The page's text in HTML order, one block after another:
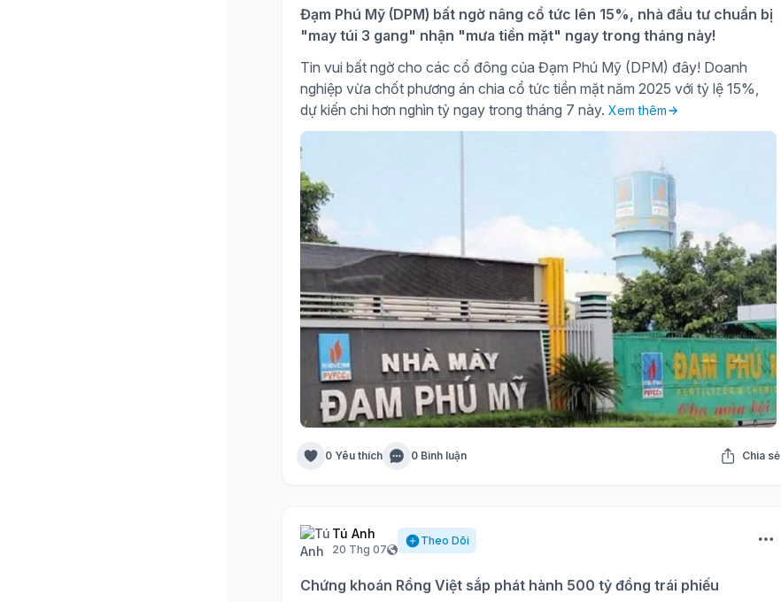
Đạm Phú Mỹ (DPM) bất ngờ nâng cổ tức lên 15%, nhà đầu tư chuẩn bị
"may túi 3 gang" nhận "mưa tiền mặt" ngay trong tháng này!
Tin vui bất ngờ cho các cổ đông của Đạm Phú Mỹ (DPM) đây! Doanh
nghiệp vừa chốt phương án chia cổ tức tiền mặt năm 2025 với tỷ lệ 15%,
dự kiến chi hơn nghìn tỷ ngay trong tháng 7 này. Xem thêm
0 Yêu thích 0 Bình luận Chia sẻ
Tú Anh
20 Thg 07
Theo Dõi
Chứng khoán Rồng Việt sắp phát hành 500 tỷ đồng trái phiếu